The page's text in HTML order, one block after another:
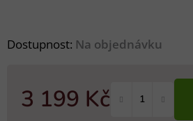
Dostupnost: Na objednávku
3 199 Kč